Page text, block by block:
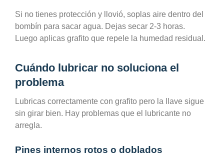
Si no tienes protección y llovió, soplas aire dentro del
bombín para sacar agua. Dejas secar 2-3 horas.
Luego aplicas grafito que repele la humedad residual.
Cuándo lubricar no soluciona el
problema
Lubricas correctamente con grafito pero la llave sigue
sin girar bien. Hay problemas que el lubricante no
arregla.
Pines internos rotos o doblados